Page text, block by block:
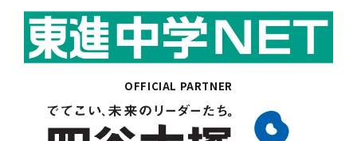
OFFICIAL PARTNER